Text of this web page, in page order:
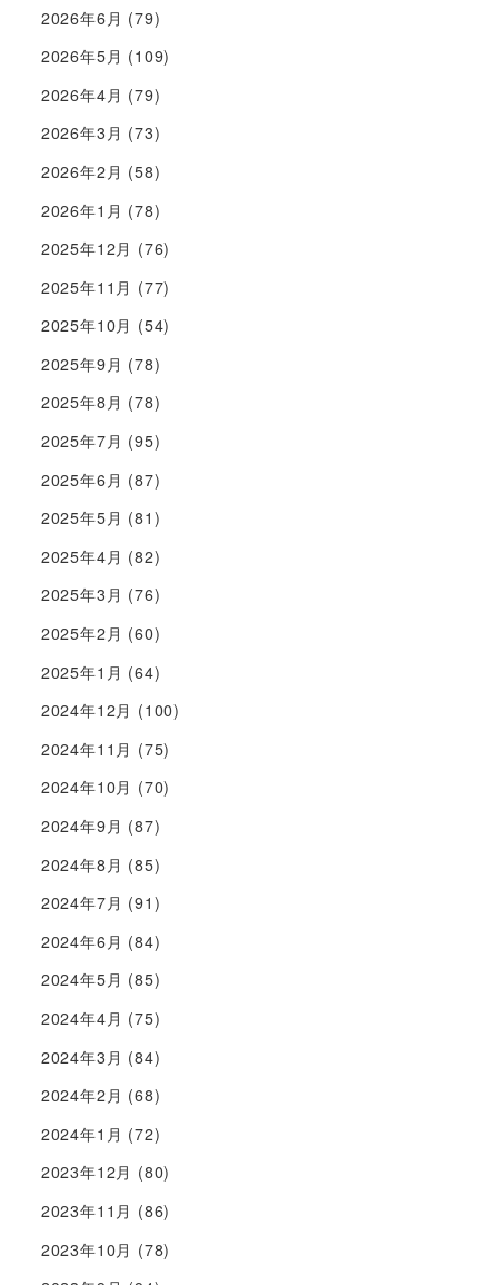
2026年6月 (79)
2026年5月 (109)
2026年4月 (79)
2026年3月 (73)
2026年2月 (58)
2026年1月 (78)
2025年12月 (76)
2025年11月 (77)
2025年10月 (54)
2025年9月 (78)
2025年8月 (78)
2025年7月 (95)
2025年6月 (87)
2025年5月 (81)
2025年4月 (82)
2025年3月 (76)
2025年2月 (60)
2025年1月 (64)
2024年12月 (100)
2024年11月 (75)
2024年10月 (70)
2024年9月 (87)
2024年8月 (85)
2024年7月 (91)
2024年6月 (84)
2024年5月 (85)
2024年4月 (75)
2024年3月 (84)
2024年2月 (68)
2024年1月 (72)
2023年12月 (80)
2023年11月 (86)
2023年10月 (78)